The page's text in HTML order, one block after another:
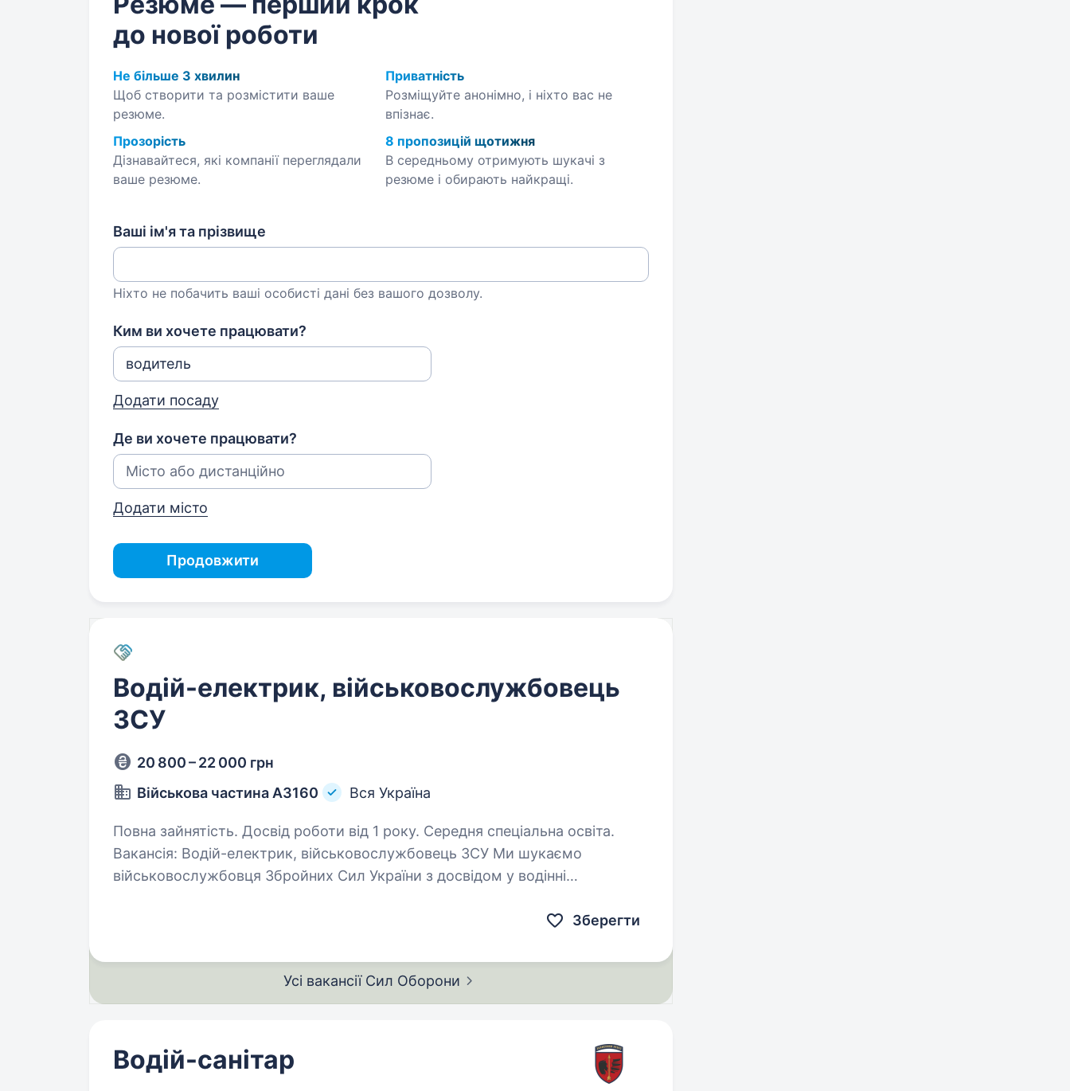
до нової роботи
Не більше 3 хвилин
Щоб створити та розмістити ваше
резюме.
Приватність
Розміщуйте анонімно, і ніхто вас не
впізнає.
Прозорість
Дізнавайтеся, які компанії переглядали
ваше резюме.
8 пропозицій щотижня
В середньому отримують шукачі з
резюме і обирають найкращі.
Ваші ім'я та прізвище
Ніхто не побачить ваші особисті дані без вашого дозволу.
Ким ви хочете працювати?
Додати посаду
Де ви хочете працювати?
Додати місто
Продовжити
Водій-електрик, військовослужбовець
ЗСУ
20 800 – 22 000 грн
Військова частина А3160
Вся Україна
Повна зайнятість. Досвід роботи від 1 року. Середня спеціальна освіта.
Вакансія: Водій-електрик, військовослужбовець ЗСУ Ми шукаємо
військовослужбовця Збройних Сил України з досвідом у водінні
Зберегти
Усі вакансії Сил Оборони
Водій-санітар